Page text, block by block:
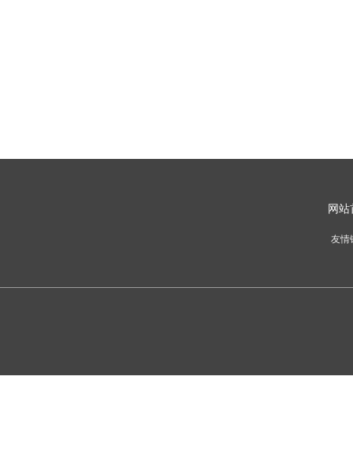
网 站
友情